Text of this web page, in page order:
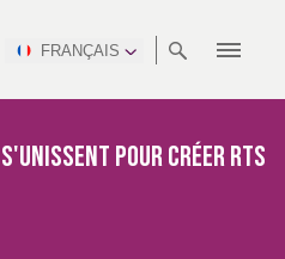
FRANÇAIS
SOINS DE SANTÉ
AMERICA
pour créer RTS